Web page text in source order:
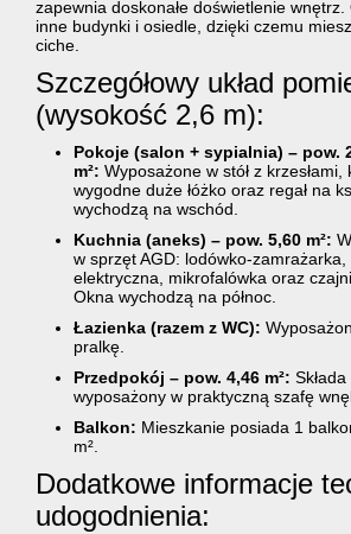
zapewnia doskonałe doświetlenie
inne budynki i osiedle, dzięki czemu
ciche.
Szczegółowy układ
(wysokość 2,6 m):
Pokoje (salon + sypialnia) – pow.
m²: Wyposażone w stół z
wygodne duże łóżko oraz regał na
wychodzą na wschód.
Kuchnia (aneks) – pow. 5,60 m²:
w sprzęt AGD: lodówko-zamrażarka,
elektryczna, mikrofalówka oraz
Okna wychodzą na północ.
Łazienka (razem z WC):
pralkę.
Przedpokój – pow. 4,46 m²:
wyposażony w praktyczną szafę
Balkon: Mieszkanie posiada 1
m².
Dodatkowe informacje
udogodnienia: